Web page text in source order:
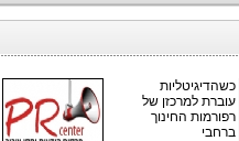
כשהדיגיטליות
עוברת למרכזן של
רפורמות החינוך
ברחבי